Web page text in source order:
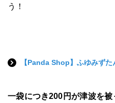
う！
【Panda Shop】ふゆみずた
一袋につき200円が津波を